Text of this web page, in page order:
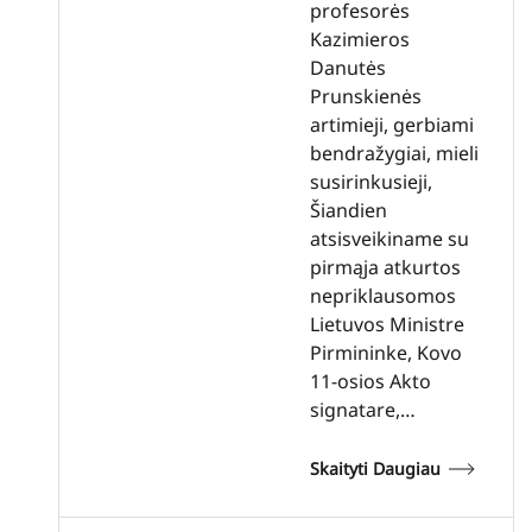
profesorės
Kazimieros
Danutės
Prunskienės
artimieji, gerbiami
bendražygiai, mieli
susirinkusieji,
Šiandien
atsisveikiname su
pirmąja atkurtos
nepriklausomos
Lietuvos Ministre
Pirmininke, Kovo
11-osios Akto
signatare,…
Skaityti Daugiau